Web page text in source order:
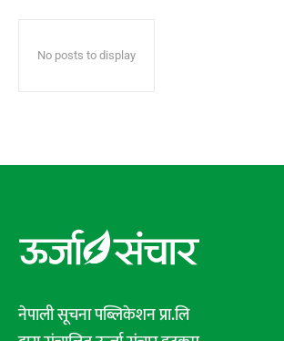
No posts to display
नेपाली सूचना पब्लिकेशन प्रा.लि